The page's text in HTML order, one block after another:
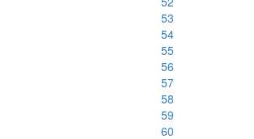
53
54
55
56
57
58
59
60